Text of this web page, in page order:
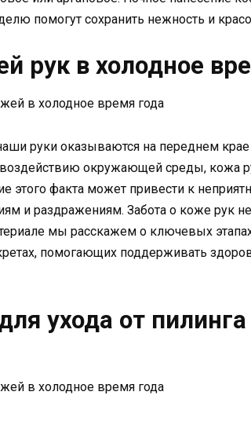
помогут сохранить нежность и
рук в холодное
руки оказываются на переднем
окружающей среды, кожа
этого факта может привести к
и раздражениям. Забота о коже рук
мы расскажем о ключевых
помогающих поддерживать
ухода от